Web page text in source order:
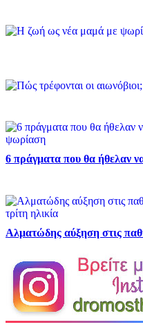
6 πράγματα που θα ήθελαν
Αλματώδης αύξηση στις